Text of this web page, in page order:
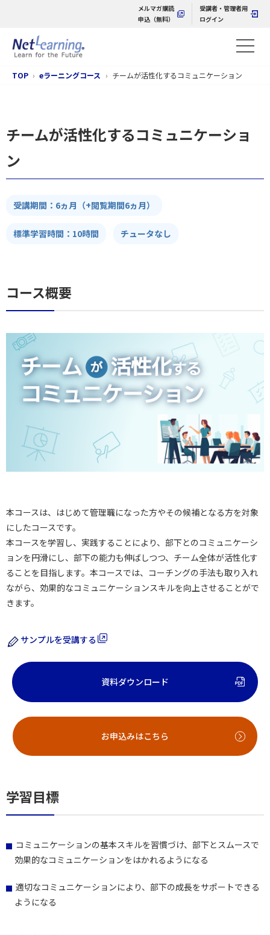
メルマガ購読
申込（無料）
受講者・管理者用
ログイン
TOP eラーニングコース チームが活性化するコミュニケーション
チームが活性化するコミュニケーショ
ン
受講期間：6ヵ月（+閲覧期間6ヵ月）
標準学習時間：10時間 チュータなし
コース概要
本コースは、はじめて管理職になった方やその候補となる方を対象
にしたコースです。
本コースを学習し、実践することにより、部下とのコミュニケーシ
ョンを円滑にし、部下の能力も伸ばしつつ、チーム全体が活性化す
ることを目指します。本コースでは、コーチングの手法も取り入れ
ながら、効果的なコミュニケーションスキルを向上させることがで
きます。
サンプルを受講する
資料ダウンロード
お申込みはこちら
学習目標
コミュニケーションの基本スキルを習慣づけ、部下とスムースで
効果的なコミュニケーションをはかれるようになる
適切なコミュニケーションにより、部下の成長をサポートできる
ようになる